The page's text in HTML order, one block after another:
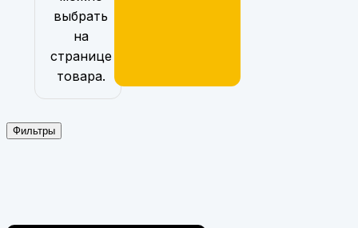
выбрать
на
странице
товара.
Фильтры